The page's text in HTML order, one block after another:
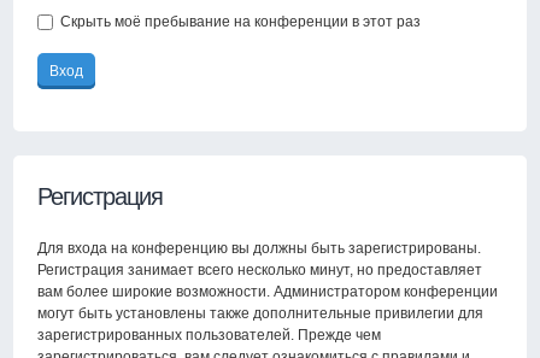
Скрыть моё пребывание на конференции в этот раз
Регистрация
Для входа на конференцию вы должны быть зарегистрированы.
Регистрация занимает всего несколько минут, но предоставляет
вам более широкие возможности. Администратором конференции
могут быть установлены также дополнительные привилегии для
зарегистрированных пользователей. Прежде чем